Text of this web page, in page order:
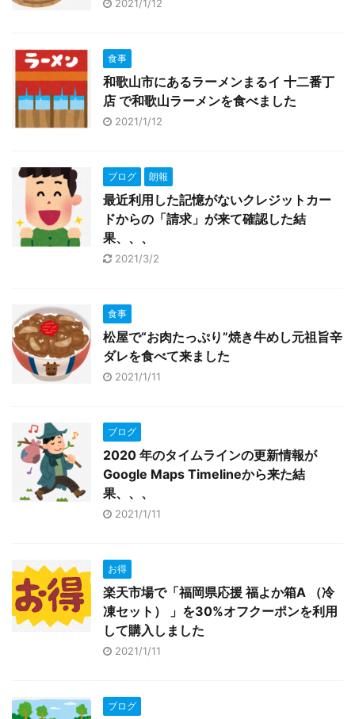
2021/1/12
食事
和歌山市にあるラーメンまるイ 十二番丁
店 で和歌山ラーメンを食べました
2021/1/12
ブログ 朗報
最近利用した記憶がないクレジットカー
ドからの「請求」が来て確認した結
果、、、
2021/3/2
食事
松屋で“お肉たっぷり”焼き牛めし元祖旨辛
ダレを食べて来ました
2021/1/11
ブログ
2020 年のタイムラインの更新情報が
Google Maps Timelineから来た結
果、、、
2021/1/11
お得
楽天市場で「福岡県応援 福よか箱A （冷
凍セット） 」を30%オフクーポンを利用
して購入しました
2021/1/11
ブログ